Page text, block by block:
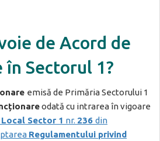
ie de Acord de
în Sectorul 1?
emisă de Primăria Sectorului 1
odată cu intrarea în vigoare
Sector 1 nr. 236 din
Regulamentului privind